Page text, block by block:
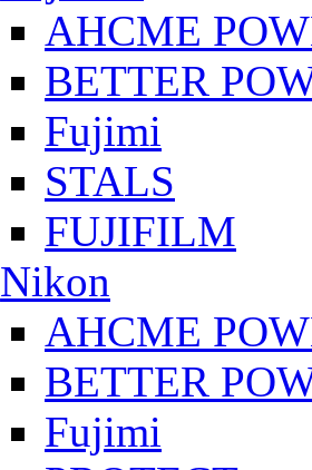
AHCME
BETTER
Fujimi
STALS
FUJIFILM
Nikon
AHCME
BETTER
Fujimi